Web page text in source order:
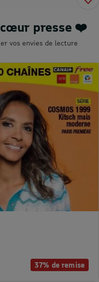
cœur presse ❤️
vos envies de lecture
37% de remise